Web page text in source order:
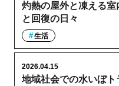
灼熱の屋外と凍える
と回復の日々
生活
地域社会での水いぼ
2026.04.15